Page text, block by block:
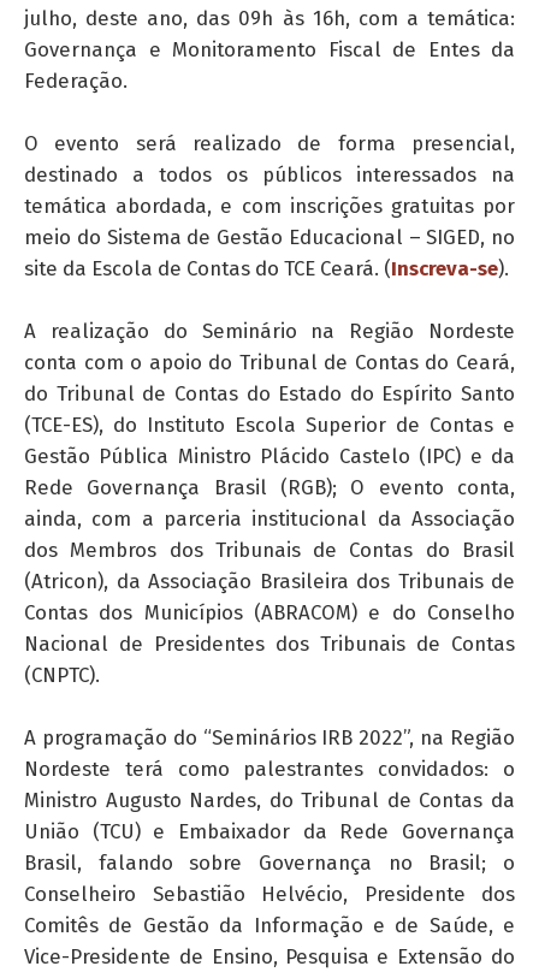
julho, deste ano, das 09h às 16h, com a temática:
Governança e Monitoramento Fiscal de Entes da
Federação.
O evento será realizado de forma presencial,
destinado a todos os públicos interessados na
temática abordada, e com inscrições gratuitas por
meio do Sistema de Gestão Educacional – SIGED, no
site da Escola de Contas do TCE Ceará. (Inscreva-se).
A realização do Seminário na Região Nordeste
conta com o apoio do Tribunal de Contas do Ceará,
do Tribunal de Contas do Estado do Espírito Santo
(TCE-ES), do Instituto Escola Superior de Contas e
Gestão Pública Ministro Plácido Castelo (IPC) e da
Rede Governança Brasil (RGB); O evento conta,
ainda, com a parceria institucional da Associação
dos Membros dos Tribunais de Contas do Brasil
(Atricon), da Associação Brasileira dos Tribunais de
Contas dos Municípios (ABRACOM) e do Conselho
Nacional de Presidentes dos Tribunais de Contas
(CNPTC).
A programação do “Seminários IRB 2022”, na Região
Nordeste terá como palestrantes convidados: o
Ministro Augusto Nardes, do Tribunal de Contas da
União (TCU) e Embaixador da Rede Governança
Brasil, falando sobre Governança no Brasil; o
Conselheiro Sebastião Helvécio, Presidente dos
Comitês de Gestão da Informação e de Saúde, e
Vice-Presidente de Ensino, Pesquisa e Extensão do